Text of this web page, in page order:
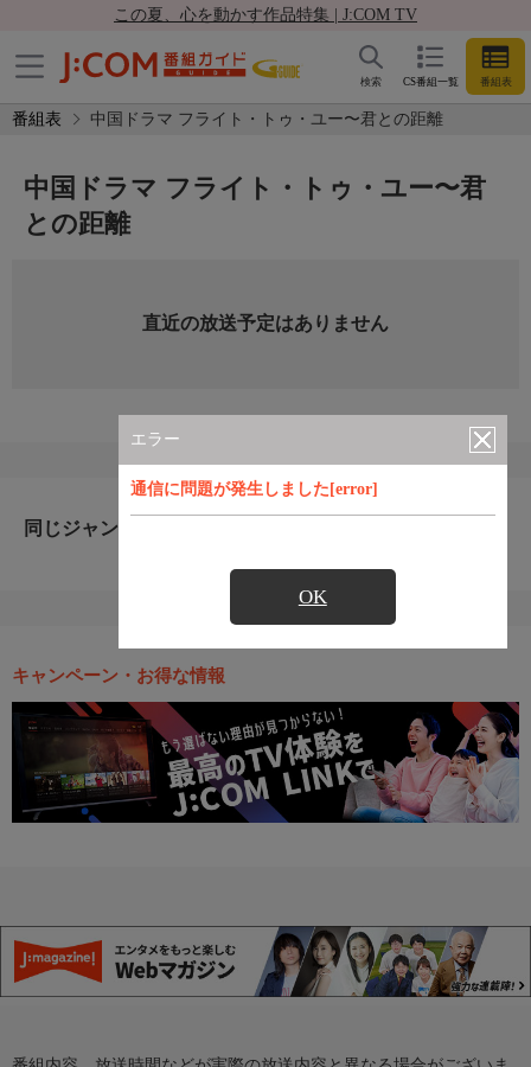
この夏、心を動かす作品特集 | J:COM TV
CS番組一覧 番組表
検索
番組表 中国ドラマ フライト・トゥ・ユー〜君との距離
エラー
通信に問題が発生しました[error]
OK
中国ドラマ フライト・トゥ・ユー〜君
との距離
直近の放送予定はありません
同じジャンルのおすすめ番組
キャンペーン・お得な情報